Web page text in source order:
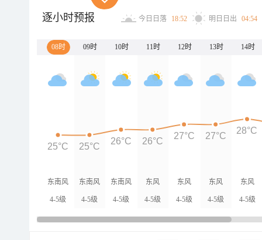
逐小时预报 今日日落 18:52 明日日出 04:54
08时 09时 10时 11时 12时 13时 14时
东南风
4-5级
东南风
4-5级
东南风
4-5级
东风
4-5级
东风
4-5级
东风
4-5级
东风
4-5级
25°C 25°C
26°C 26°C
27°C 27°C
28°C